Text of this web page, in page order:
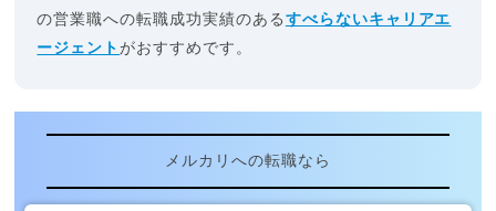
の営業職への転職成功実績のある すべらないキャリアエ
ージェント がおすすめです。
メルカリへの転職なら